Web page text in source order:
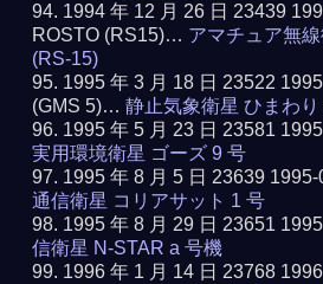
1994 年 12 月 26 日 23439
ROSTO (RS15)… アマチュア無
(RS-15)
1995 年 3 月 18 日 23522
(GMS 5)…静止気象衛星 ひまわ
1995 年 5 月 23 日 23581
実用環境衛星 ゴーズ 9 号
1995 年 8 月 5 日 23639
通信衛星 コリアサット 1 号
1995 年 8 月 29 日 23651
信衛星 N-STAR a 号機
1996 年 1 月 14 日 23768